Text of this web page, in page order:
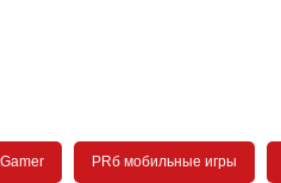
PRб мобильные игры